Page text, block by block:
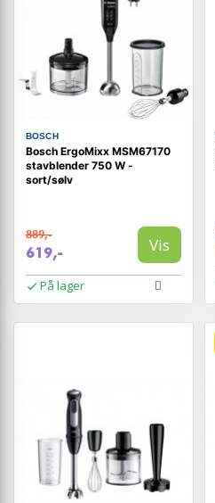
BOSCH
Bosch ErgoMixx MSM67170
stavblender 750 W -
sort/sølv
889,-
619,- Vis
På lager